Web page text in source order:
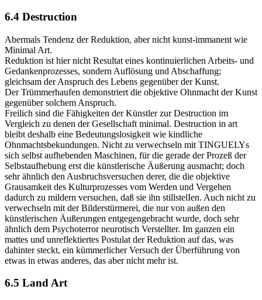
6.4 Destruction
Abermals Tendenz der Reduktion, aber nicht kunst-immanent wie
Minimal Art.
Reduktion ist hier nicht Resultat eines kontinuierlichen Arbeits- und
Gedankenprozesses, sondern Auflösung und Abschaffung;
gleichsam der Anspruch des Lebens gegenüber der Kunst.
Der Trümmerhaufen demonstriert die objektive Ohnmacht der Kunst
gegenüber solchem Anspruch.
Freilich sind die Fähigkeiten der Künstler zur Destruction im
Vergleich zu denen der Gesellschaft minimal. Destruction in art
bleibt deshalb eine Bedeutungslosigkeit wie kindliche
Ohnmachtsbekundungen. Nicht zu verwechseln mit TINGUELYs
sich selbst aufhebenden Maschinen, für die gerade der Prozeß der
Selbstaufhebung erst die künstlerische Äußerung ausmacht; doch
sehr ähnlich den Ausbruchsversuchen derer, die die objektive
Grausamkeit des Kulturprozesses vom Werden und Vergehen
dadurch zu mildern versuchen, daß sie ihn stillstelIen. Auch nicht zu
verwechseln mit der Bilderstürmerei, die nur von außen den
künstlerischen Äußerungen entgegengebracht wurde, doch sehr
ähnlich dem Psychoterror neurotisch Verstellter. Im ganzen ein
mattes und unreflektiertes Postulat der Reduktion auf das, was
dahinter steckt, ein kümmerlicher Versuch der Überführung von
etwas in etwas anderes, das aber nicht mehr ist.
6.5 Land Art